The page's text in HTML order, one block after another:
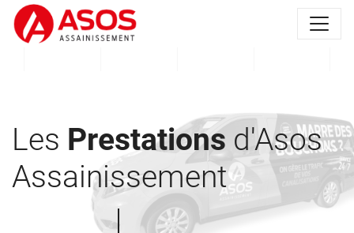
Les Prestations d'Asos
Assainissement